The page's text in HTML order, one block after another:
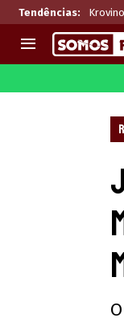
Tendências:
CHAMPIONS
PREMIER
LIGA